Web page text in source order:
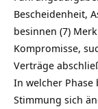
Bescheidenheit,
besinnen (7)
Kompromisse,
Verträge
In welcher
Stimmung sich